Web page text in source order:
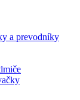
a prevodníky